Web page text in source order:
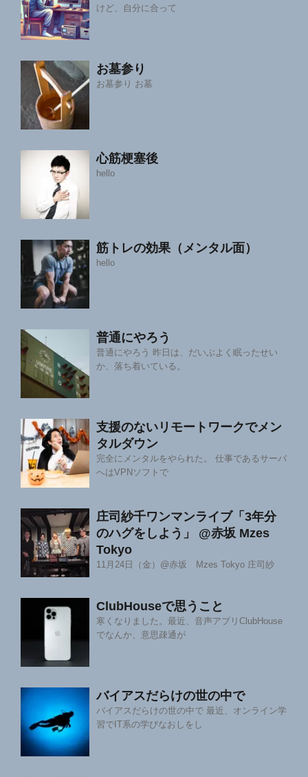
けど、自分に合って
お墓参り
お墓参り お墓
心筋梗塞後
hello
筋トレの効果（メンタル面）
hello
普通にやろう
普通にやろう 昨日は、だいぶよく眠ったせい
か、落ち着いている。
支援のないリモートワークでメン
タルダウン
完全にメンタルをやられた。 仕事であるサーバ
へはVPNソフトで
庄司紗千ワンマンライブ「3年分
のハグをしよう」 @赤坂 Mzes
Tokyo
11月24日（金）@赤坂 Mzes Tokyo 庄司紗
ClubHouseで思うこと
寒くなりました。最近、音声アプリClubHouse
でなんか、意思疎通が
バイアスだらけの世の中で
バイアスだらけの世の中で 最近、オンライン学
習でIT系の学びなおしをし